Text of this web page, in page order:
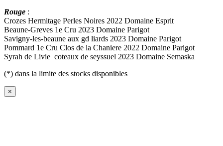
Rouge :
Crozes Hermitage Perles Noires 2022 Domaine Esprit
Beaune-Greves 1e Cru 2023 Domaine Parigot
Savigny-les-beaune aux gd liards 2023 Domaine Parigot
Pommard 1e Cru Clos de la Chaniere 2022 Domaine Parigot
Syrah de Livie coteaux de seyssuel 2023 Domaine Semaska
(*) dans la limite des stocks disponibles
×